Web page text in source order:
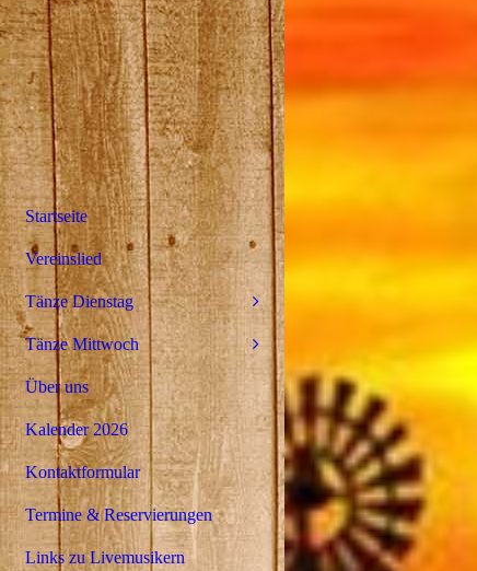
Startseite
Vereinslied
Tänze Dienstag
Tänze Mittwoch
Über uns
Kalender 2026
Kontaktformular
Termine & Reservierungen
Links zu Livemusikern